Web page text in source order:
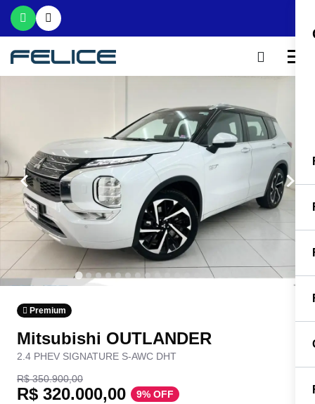
Premium
Mitsubishi OUTLANDER
2.4 PHEV SIGNATURE S-AWC DHT
R$ 350.900,00
R$ 320.000,00 9% OFF